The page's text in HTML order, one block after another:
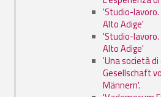
'Studio-
Alto Adige'
'Studio-
Alto Adige'
'Una società
Gesellschaft
Männern'.